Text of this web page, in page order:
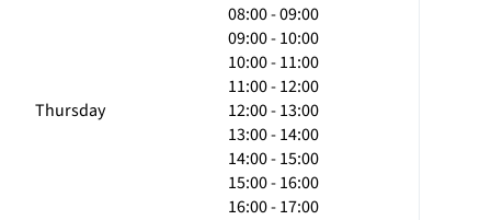
Thursday
08:00 - 09:00
09:00 - 10:00
10:00 - 11:00
11:00 - 12:00
12:00 - 13:00
13:00 - 14:00
14:00 - 15:00
15:00 - 16:00
16:00 - 17:00